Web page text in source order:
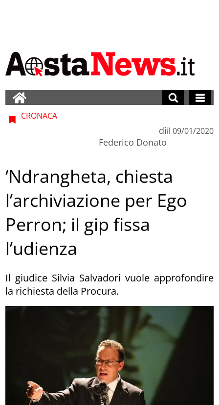
CRONACA
di
Federico Donato
il 09/01/2020
‘Ndrangheta, chiesta
l’archiviazione per Ego
Perron; il gip fissa
l’udienza
Il giudice Silvia Salvadori vuole approfondire
la richiesta della Procura.